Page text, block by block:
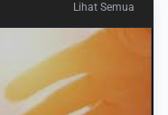
Lihat Semua